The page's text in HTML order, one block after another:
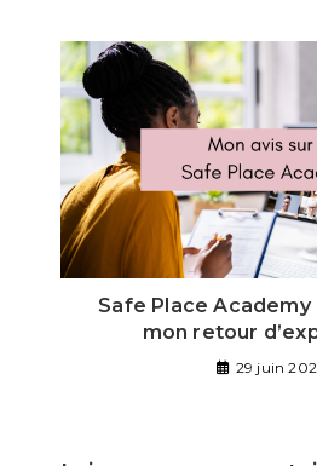
Safe Place Academy
mon retour
29 juin